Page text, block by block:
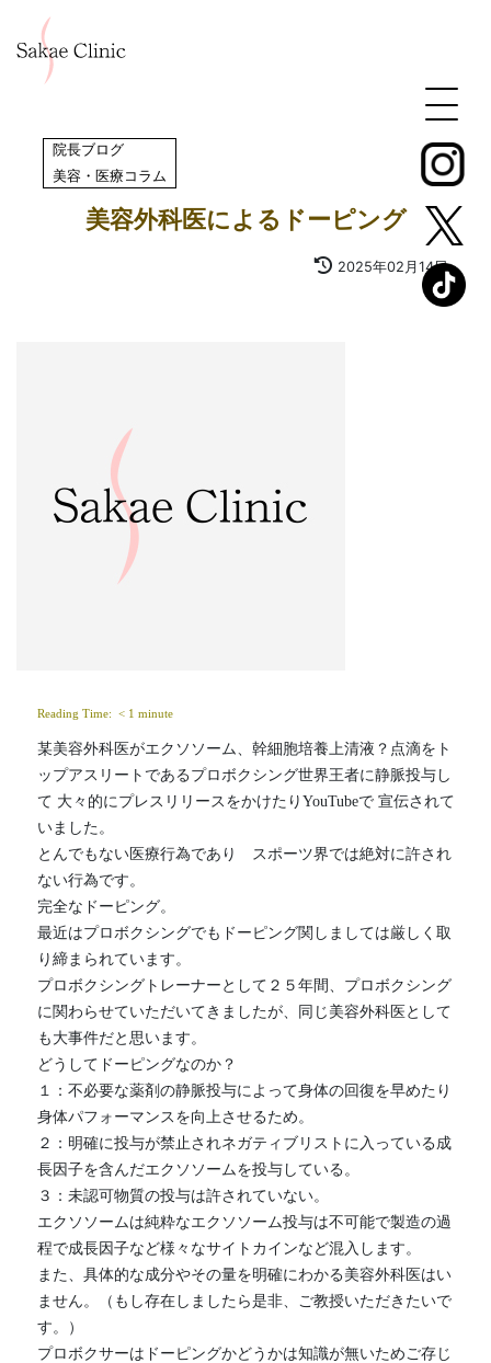
院長ブログ
美容・医療コラム
美容外科医によるドーピング
2025年02月14日
Reading Time: < 1 minute
某美容外科医がエクソソーム、幹細胞培養上清液？点滴をト
ップアスリートであるプロボクシング世界王者に静脈投与し
て 大々的にプレスリリースをかけたりYouTubeで 宣伝されて
いました。
とんでもない医療行為であり　スポーツ界では絶対に許され
ない行為です。
完全なドーピング。
最近はプロボクシングでもドーピング関しましては厳しく取
り締まられています。
プロボクシングトレーナーとして２５年間、プロボクシング
に関わらせていただいてきましたが、同じ美容外科医として
も大事件だと思います。
どうしてドーピングなのか？
１：不必要な薬剤の静脈投与によって身体の回復を早めたり
身体パフォーマンスを向上させるため。
２：明確に投与が禁止されネガティブリストに入っている成
長因子を含んだエクソソームを投与している。
３：未認可物質の投与は許されていない。
エクソソームは純粋なエクソソーム投与は不可能で製造の過
程で成長因子など様々なサイトカインなど混入します。
また、具体的な成分やその量を明確にわかる美容外科医はい
ません。（もし存在しましたら是非、ご教授いただきたいで
す。）
プロボクサーはドーピングかどうかは知識が無いためご存じ